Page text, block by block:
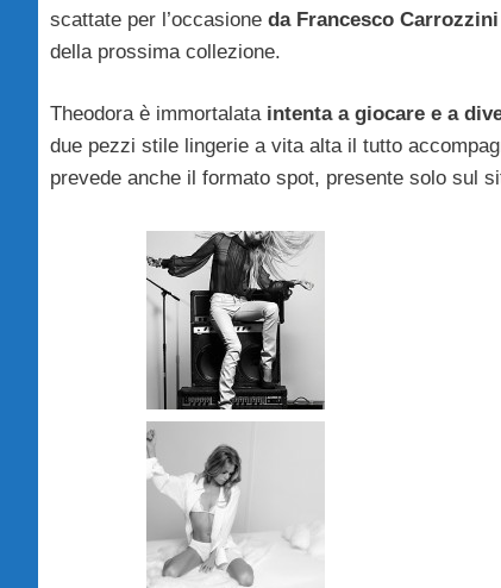
scattate per l’occasione da Francesco Carrozzini
della prossima collezione.
Theodora è immortalata intenta a giocare e a
due pezzi stile lingerie a vita alta il tutto
prevede anche il formato spot, presente solo sul